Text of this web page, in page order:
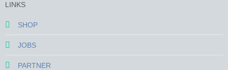
LINKS
SHOP
JOBS
PARTNER